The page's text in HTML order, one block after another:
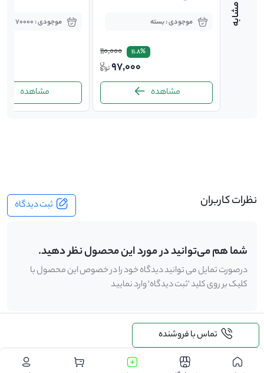
تماس با فروشنده
درخواست خرید
موجودی : بسته
11.8%
110,000
97,000
مشاهده
موجودی : 70000 کیلوگرم
مشاهده
نظرات کاربران ثبت دیدگاه
شما هم می‌توانید در مورد این محصول نظر دهید.
درصورت تمایل می توانید دیدگاه خود را در خصوص این محصول با
کلیک بر روی کلید 'ثبت دیدگاه' وارد نمایید